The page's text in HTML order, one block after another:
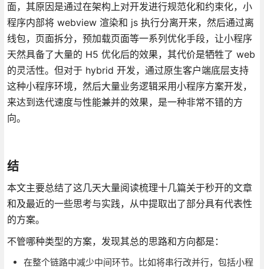
面，其原因是通过在架构上对开发进行规范化和约束化，小
程序内部将 webview 渲染和 js 执行分离开来，然后通过离
线包，页面拆分，预加载页面等一系列优化手段，让小程序
天然具备了大量的 H5 优化后的效果，其代价是牺牲了 web
的灵活性。但对于 hybrid 开发，通过原生客户端底层支持
这种小程序环境，然后大量业务逻辑采用小程序方案开发，
来达到迭代速度与性能兼并的效果，是一种非常不错的方
向。
结
本文主要总结了这几天大量阅读梳理十几篇关于秒开的文章
和及最近的一些思考与实践，从中提取出了部分具有代表性
的方案。
不管哪种类型的方案，发现其总的思路和方向都是：
在整个链路中减少中间环节。比如将串行改并行，包括小程